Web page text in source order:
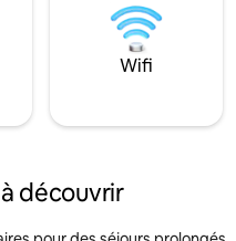
Wifi
découvrir